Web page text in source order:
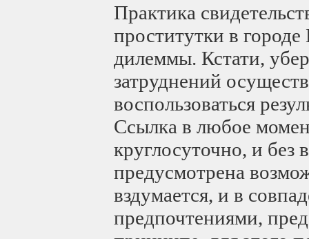
Практика
проститутки в
дилеммы. Кстати,
затруднений
воспользоваться
Ссылка в любое
круглосуточно, и
предусмотрена
вздумается, и в
предпочтениями,